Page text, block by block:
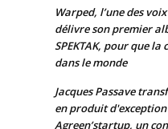
Warped, l’une des
délivre son premier
SPEKTAK, pour que
dans le monde
Jacques Passave
en produit d'exception
Agreen’startup, un